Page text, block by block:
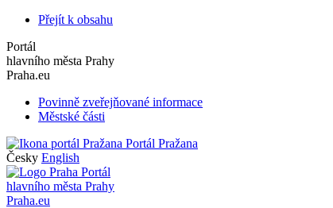
Přejít k obsahu
Portál
hlavního města Prahy
Praha.eu
Povinně zveřejňované informace
Městské části
Portál Pražana
Česky English
Portál
hlavního města Prahy
Praha.eu